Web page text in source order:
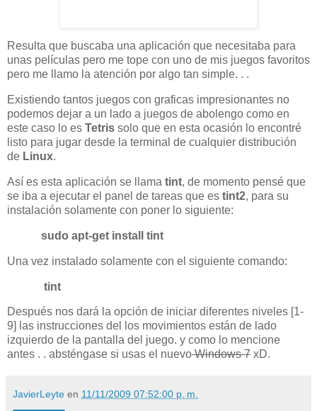
Resulta que buscaba una aplicación que necesitaba para
unas películas pero me tope con uno de mis juegos favoritos
pero me llamo la atención por algo tan simple. . .
Existiendo tantos juegos con graficas impresionantes no
podemos dejar a un lado a juegos de abolengo como en
este caso lo es Tetris solo que en esta ocasión lo encontré
listo para jugar desde la terminal de cualquier distribución
de Linux.
Así es esta aplicación se llama tint, de momento pensé que
se iba a ejecutar el panel de tareas que es tint2, para su
instalación solamente con poner lo siguiente:
sudo apt-get install tint
Una vez instalado solamente con el siguiente comando:
tint
Después nos dará la opción de iniciar diferentes niveles [1-
9] las instrucciones del los movimientos están de lado
izquierdo de la pantalla del juego. y como lo mencione
antes . . absténgase si usas el nuevoWindows 7 xD.
JavierLeyte en 11/11/2009 07:52:00 p. m.